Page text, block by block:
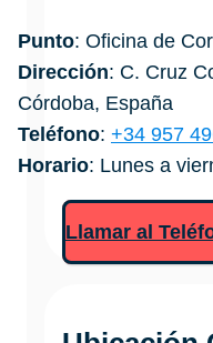
Punto: Oficina de
Dirección: C. Cruz
Córdoba, España
Teléfono: +34 957
Horario: Lunes a
Llamar al